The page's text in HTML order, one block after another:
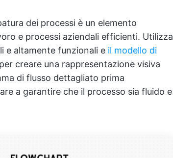
dei processi è un elemento
e processi aziendali efficienti. Utilizza
e altamente funzionali e il modello di
per creare una rappresentazione visiva
di flusso dettagliato prima
a garantire che il processo sia fluido e